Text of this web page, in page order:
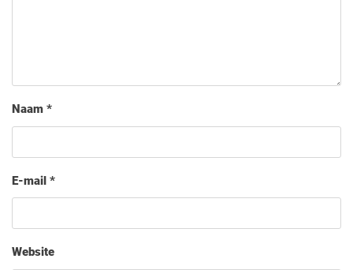
Naam *
E-mail *
Website